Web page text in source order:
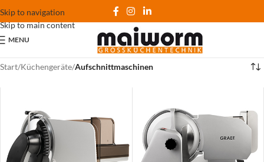
Skip to navigation
Skip to main content
MENU
Start/Küchengeräte/Aufschnittmaschinen